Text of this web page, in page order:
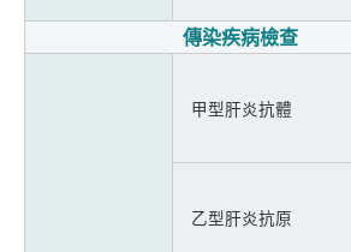
傳染疾病檢查
甲型肝炎抗體
乙型肝炎抗原